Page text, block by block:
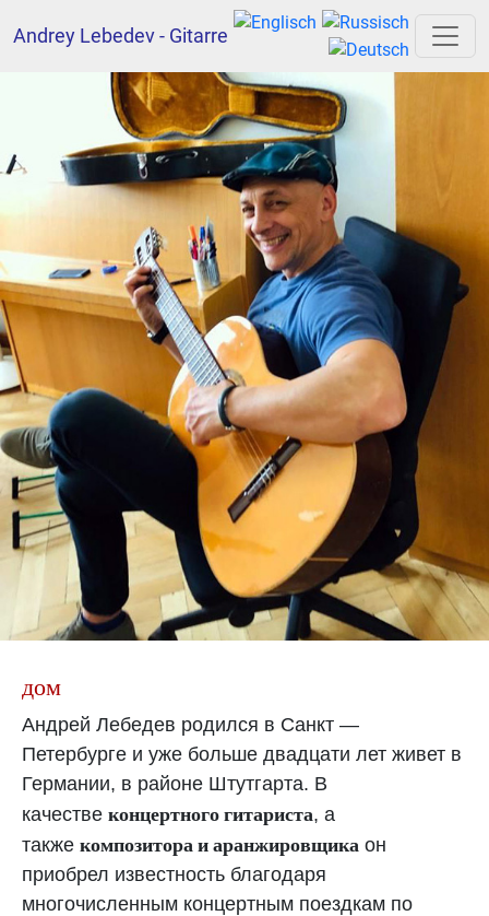
Andrey Lebedev - Gitarre
дом
Андрей Лебедев родился в Санкт —
Петербурге и уже больше двадцати лет живет в
Германии, в районе Штутгарта. В
качестве концертного гитариста, а
также композитора и аранжировщика он
приобрел известность благодаря
многочисленным концертным поездкам по